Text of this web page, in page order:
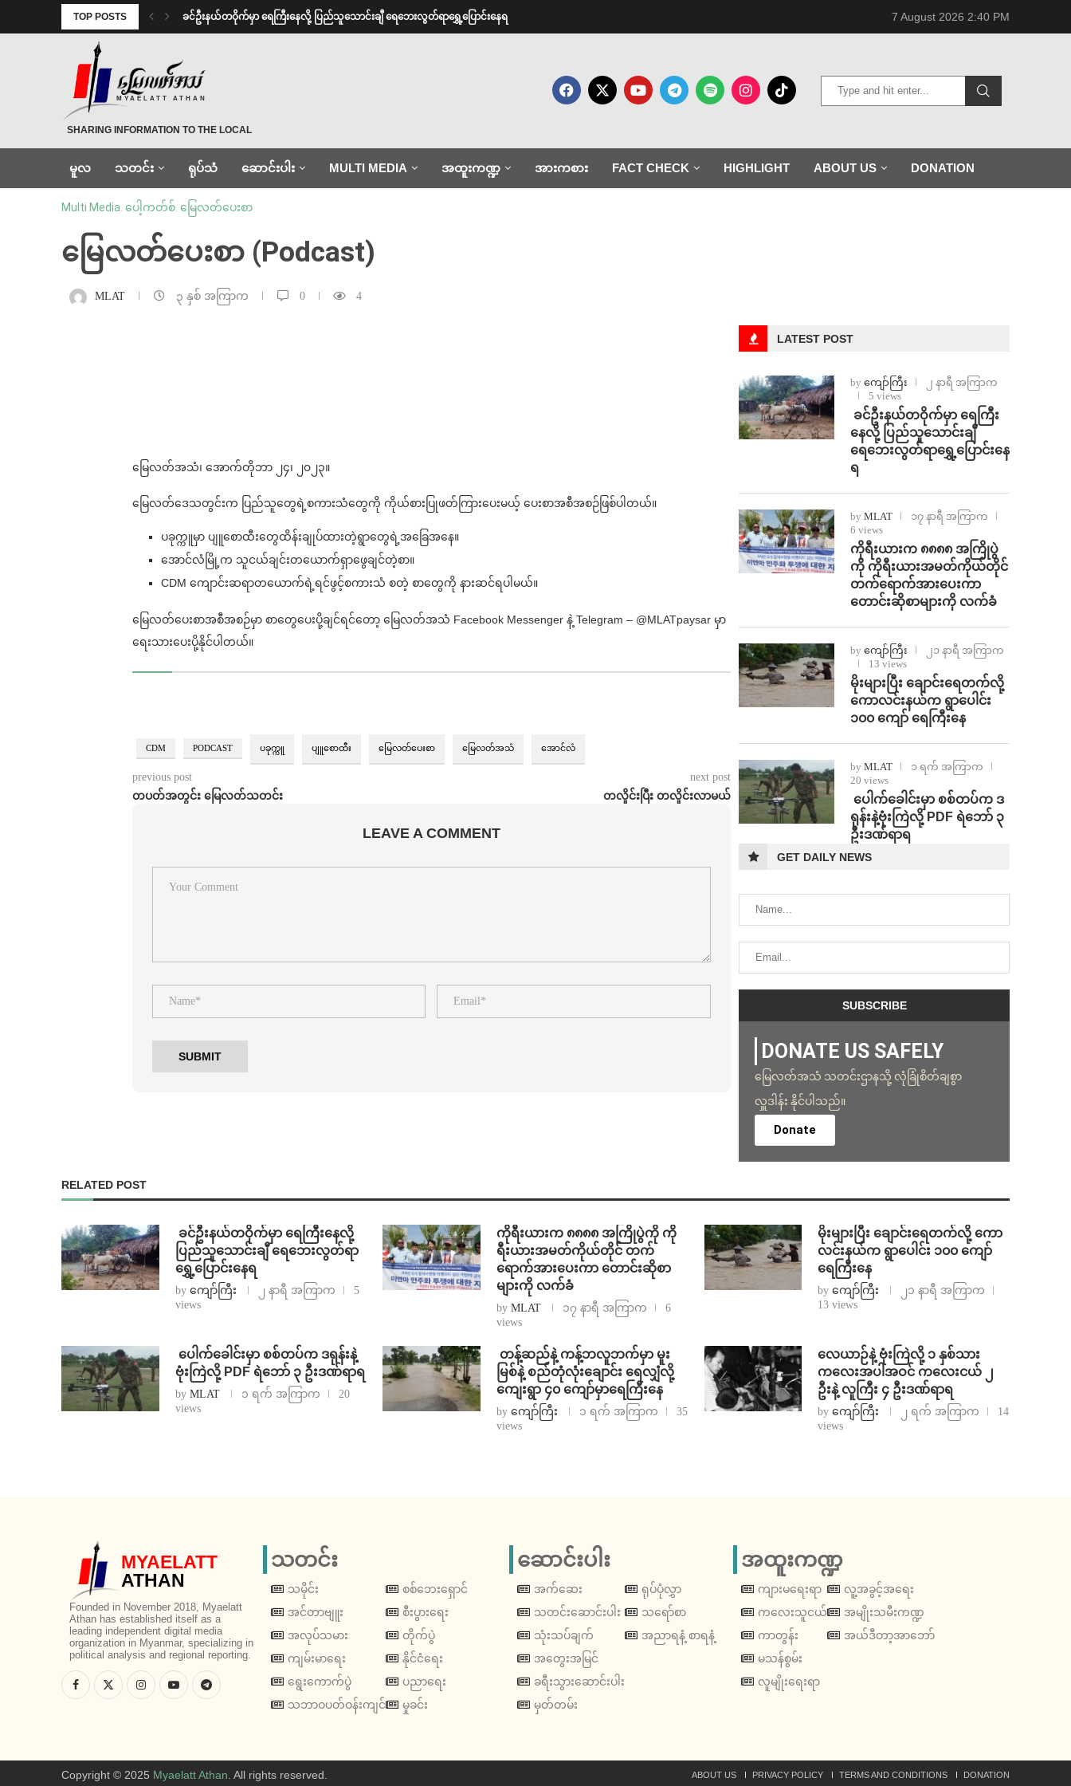
TOP POSTS ⁩ ⁨ခင်ဦးနယ်တဝိုက်မှာ ရေကြီးနေလို့ ပြည်သူသောင်းချီ ရေဘေးလွတ်ရာရွှေ့ပြောင်းနေရ 7 August 2026 2:40 PM
MYAELATT ATHAN
SHARING INFORMATION TO THE LOCAL
မူလ သတင်း ရုပ်သံ ဆောင်းပါး MULTI MEDIA အထူးကဏ္ဍ အားကစား FACT CHECK HIGHLIGHT ABOUT US DONATION
Multi Media, ပေါ့ကတ်စ်, မြေလတ်ပေးစာ
မြေလတ်ပေးစာ (Podcast)
MLAT ၃ နှစ် အကြာက 0 4
မြေလတ်အသံ၊ အောက်တိုဘာ ၂၄၊ ၂၀၂၃။
မြေလတ်ဒေသတွင်းက ပြည်သူတွေရဲ့စကားသံတွေကို ကိုယ်စားပြုဖတ်ကြားပေးမယ့် ပေးစာအစီအစဉ်ဖြစ်ပါတယ်။
ပခုက္ကူမှာ ပျူစောထီးတွေထိန်းချုပ်ထားတဲ့ရွာတွေရဲ့အခြေအနေ။
အောင်လံမြို့က သူငယ်ချင်းတယောက်ရှာဖွေချင်တဲ့စာ။
CDM ကျောင်းဆရာတယောက်ရဲ့ရင်ဖွင့်စကားသံ စတဲ့ စာတွေကို နားဆင်ရပါမယ်။
မြေလတ်ပေးစာအစီအစဉ်မှာ စာတွေပေးပို့ချင်ရင်တော့ မြေလတ်အသံ Facebook Messenger နဲ့ Telegram – @MLATpaysar မှာ
ရေးသားပေးပို့နိုင်ပါတယ်။
CDM PODCAST ပခုက္ကူ ပျူစောထီး မြေလတ်ပေးစာ မြေလတ်အသံ အောင်လံ
previous post
တပတ်အတွင်း မြေလတ်သတင်း
next post
တလှိုင်းပြီး တလှိုင်းလာမယ်
LEAVE A COMMENT
LATEST POST
by ကျော်ကြီး
၂ နာရီ အကြာက
5 views
⁩ ⁨ခင်ဦးနယ်တဝိုက်မှာ ရေကြီး
နေလို့ ပြည်သူသောင်းချီ
ရေဘေးလွတ်ရာရွှေ့ပြောင်းနေ
ရ
by MLAT
၁၇ နာရီ အကြာက
6 views
ကိုရီးယားက ၈၈၈၈ အကြိုပွဲ
ကို ကိုရီးယားအမတ်ကိုယ်တိုင်
တက်ရောက်အားပေးကာ
တောင်းဆိုစာများကို လက်ခံ
by ကျော်ကြီး
၂၁ နာရီ အကြာက
13 views
⁨မိုးများပြီး ချောင်းရေတက်လို့
ကောလင်းနယ်က ရွာပေါင်း
၁၀၀ ကျော် ရေကြီးနေ
by MLAT
၁ ရက် အကြာက
20 views
⁩ ⁨ပေါက်ခေါင်းမှာ စစ်တပ်က ဒ
ရုန်းနဲ့ဗုံးကြဲလို့ PDF ရဲဘော် ၃
ဦးဒဏ်ရာရ
GET DAILY NEWS
DONATE US SAFELY
မြေလတ်အသံ သတင်းဌာနသို့ လုံခြုံစိတ်ချစွာ
လှူဒါန်း နိုင်ပါသည်။
Donate
RELATED POST
⁩ ⁨ခင်ဦးနယ်တဝိုက်မှာ ရေကြီးနေလို့
ပြည်သူသောင်းချီ ရေဘေးလွတ်ရာ
ရွှေ့ပြောင်းနေရ
by ကျော်ကြီး ၂ နာရီ အကြာက
5
views
ကိုရီးယားက ၈၈၈၈ အကြိုပွဲကို ကို
ရီးယားအမတ်ကိုယ်တိုင် တက်
ရောက်အားပေးကာ တောင်းဆိုစာ
များကို လက်ခံ
by MLAT ၁၇ နာရီ အကြာက
6
views
⁨မိုးများပြီး ချောင်းရေတက်လို့ ကော
လင်းနယ်က ရွာပေါင်း ၁၀၀ ကျော်
ရေကြီးနေ
byကျော်ကြီး
၂၁ နာရီ အကြာက
13 views
⁩ ⁨ပေါက်ခေါင်းမှာ စစ်တပ်က ဒရုန်းနဲ့
ဗုံးကြဲလို့ PDF ရဲဘော် ၃ ဦးဒဏ်ရာရ
by MLAT ၁ ရက် အကြာက
20
views
⁩ ⁨တန့်ဆည်နဲ့ ကန့်ဘလူဘက်မှာ မူး
မြစ်နဲ့ စည်တုံလုံးချောင်း ရေလျှံလို့
ကျေးရွာ ၄၀ ကျော်မှာရေကြီးနေ
by ကျော်ကြီး ၁ ရက် အကြာက
35
views
⁨လေယာဉ်နဲ့ ဗုံးကြဲလို့ ၁ နှစ်သား
ကလေးအပါအဝင် ကလေးငယ် ၂
ဦးနဲ့ လူကြီး ၄ ဦးဒဏ်ရာရ
byကျော်ကြီး ၂ ရက် အကြာက
14
views
MYAELATT
ATHAN
Founded in November 2018, Myaelatt
Athan has established itself as a
leading independent digital media
organization in Myanmar, specializing in
political analysis and regional reporting.
သတင်း
သမိုင်း
အင်တာဗျူး
အလုပ်သမား
ကျမ်းမာရေး
ရွေးကောက်ပွဲ
သဘာဝပတ်ဝန်းကျင်
စစ်ဘေးရှောင်
စီးပွားရေး
တိုက်ပွဲ
နိုင်ငံရေး
ပညာရေး
မှုခင်း
ဆောင်းပါး
အက်ဆေး
သတင်းဆောင်းပါး
သုံးသပ်ချက်
အတွေးအမြင်
ခရီးသွားဆောင်းပါး
မှတ်တမ်း
ရုပ်ပုံလွှာ
သရော်စာ
အညာရနံ့ စာရနံ့
အထူးကဏ္ဍ
ကျားမရေးရာ
ကလေးသူငယ်
ကာတွန်း
မသန်စွမ်း
လူမျိုးရေးရာ
လူ့အခွင့်အရေး
အမျိုးသမီးကဏ္ဍ
အယ်ဒီတာ့အာဘော်
Copyright © 2025 Myaelatt Athan . All rights reserved. ABOUT US PRIVACY POLICY TERMS AND CONDITIONS DONATION